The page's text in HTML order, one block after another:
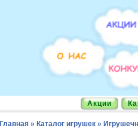
Акции
Главная » Каталог игрушек »